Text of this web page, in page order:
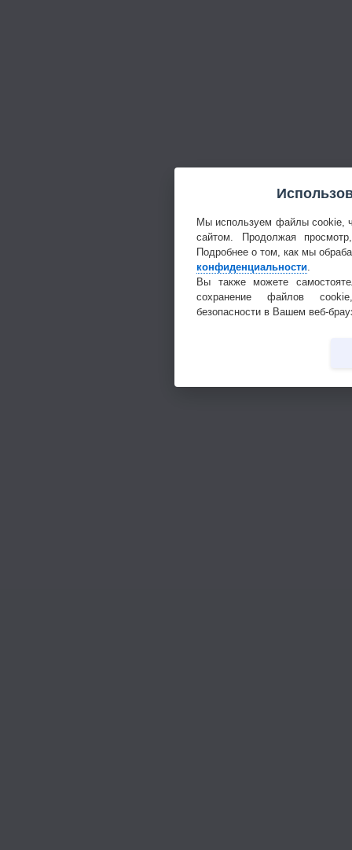
Мы используем файлы cookie,
сайтом. Продолжая
Подробнее о том, как мы
конфиденциальности
Вы также можете
сохранение файлов
безопасности в Вашем веб-